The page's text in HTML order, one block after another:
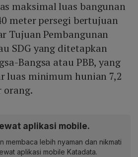
maksimal luas bangunan
meter persegi bertujuan
Tujuan Pembangunan
SDG yang ditetapkan
Bangsa atau PBB, yang
luas minimum hunian 7,2
orang.
aplikasi mobile.
membaca lebih nyaman dan nikmati
aplikasi mobile Katadata.